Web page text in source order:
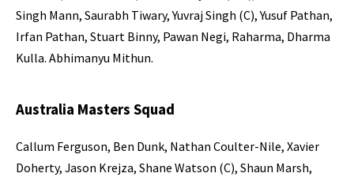
Singh Mann, Saurabh Tiwary, Yuvraj Singh (C), Yusuf Pathan,
Irfan Pathan, Stuart Binny, Pawan Negi, Raharma, Dharma
Kulla. Abhimanyu Mithun.
Australia Masters Squad
Callum Ferguson, Ben Dunk, Nathan Coulter-Nile, Xavier
Doherty, Jason Krejza, Shane Watson (C), Shaun Marsh,